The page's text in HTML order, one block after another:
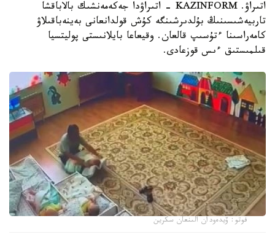
اتىراۋ. KAZINFORM - اتىراۋدا جەكەمەنشىك بالاباقشا
تاربيەشىسىنىڭ بۇلدىرشىنگە كۇش قولدانعانى بەينەباقىلاۋ
كامەراسىنا ءتۇسىپ قالعان. وقيعاعا بايلانىستى پوليتسيا
قىلمىستىق ءىس قوزعادى.
فوتو: ۆيدەودان الىنعان سكرين